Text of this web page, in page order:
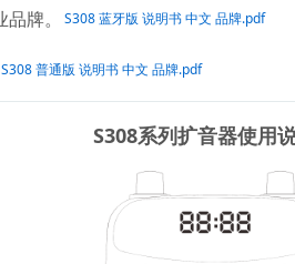
S308 蓝牙版 说明书 中文 品牌.pdf
S308 普通版 说明书 中文 品牌.pdf
S308系列扩音器使用